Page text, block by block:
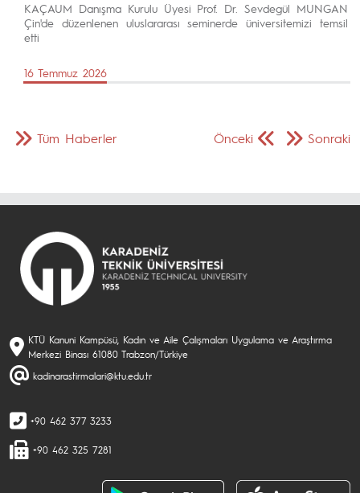
KAÇAUM Danışma Kurulu Üyesi Prof. Dr. Sevdegül MUNGAN
Çin'de düzenlenen uluslararası seminerde üniversitemizi temsil
etti
16 Temmuz 2026
Önceki Sonraki
Tüm Haberler
KTÜ Kanuni Kampüsü, Kadın ve Aile Çalışmaları Uygulama ve Araştırma
Merkezi Binası 61080 Trabzon/Türkiye
kadinarastirmalari@ktu.edu.tr
+90 462 377 3233
+90 462 325 7281